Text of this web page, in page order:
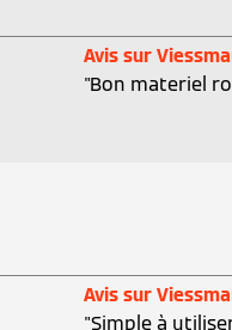
Avis sur
"Bon materiel
Avis sur
"Simple à